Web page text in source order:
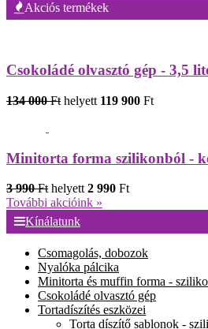
Akciós termékek
Csokoládé olvasztó gép - 3,5
134 000 Ft helyett 119 900 Ft
Minitorta forma szilikonból -
3 990 Ft helyett 2 990 Ft
További akcióink »
Kínálatunk
Csomagolás, dobozok
Nyalóka pálcika
Minitorta és muffin forma -
Csokoládé olvasztó gép
Tortadíszítés eszközei
Torta díszítő sablonok -